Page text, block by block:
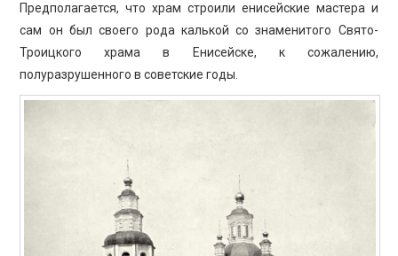
Предполагается, что храм строили енисейские мастера и
сам он был своего рода калькой со знаменитого Свято-
Троицкого храма в Енисейске, к сожалению,
полуразрушенного в советские годы.